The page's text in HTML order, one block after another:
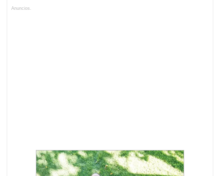
Anuncios.